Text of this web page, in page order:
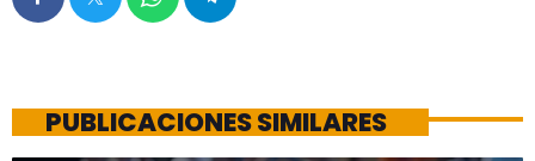
PUBLICACIONES SIMILARES